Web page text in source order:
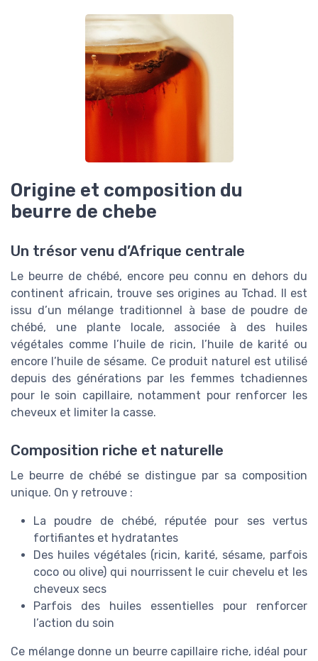
Origine et composition du
beurre de chebe
Un trésor venu d’Afrique centrale
Le beurre de chébé, encore peu connu en dehors du
continent africain, trouve ses origines au Tchad. Il est
issu d’un mélange traditionnel à base de poudre de
chébé, une plante locale, associée à des huiles
végétales comme l’huile de ricin, l’huile de karité ou
encore l’huile de sésame. Ce produit naturel est utilisé
depuis des générations par les femmes tchadiennes
pour le soin capillaire, notamment pour renforcer les
cheveux et limiter la casse.
Composition riche et naturelle
Le beurre de chébé se distingue par sa composition
unique. On y retrouve :
La poudre de chébé, réputée pour ses vertus
fortifiantes et hydratantes
Des huiles végétales (ricin, karité, sésame, parfois
coco ou olive) qui nourrissent le cuir chevelu et les
cheveux secs
Parfois des huiles essentielles pour renforcer
l’action du soin
Ce mélange donne un beurre capillaire riche, idéal pour